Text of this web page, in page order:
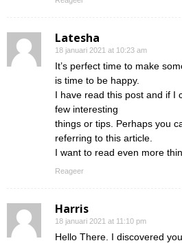
Latesha
18 januari 2021 at 10:23 am
It’s perfect time to make
is time to be happy.
I have read this post and if I
few interesting
things or tips. Perhaps you
referring to this article.
I want to read even more
Reageer
Harris
18 januari 2021 at 11:10 pm
Hello There. I discovered